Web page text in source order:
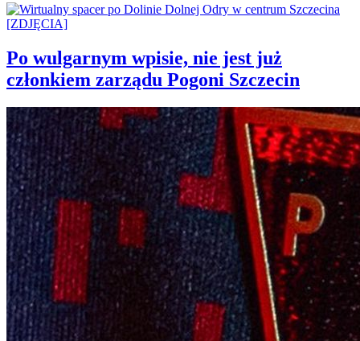
Po wulgarnym wpisie, nie jest już
członkiem zarządu Pogoni Szczecin